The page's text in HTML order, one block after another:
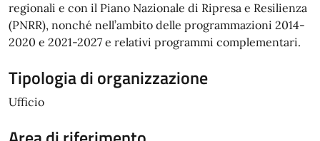
regionali e con il Piano Nazionale di Ripresa e Resilienza
(PNRR), nonché nell’ambito delle programmazioni 2014-
2020 e 2021-2027 e relativi programmi complementari.
Tipologia di organizzazione
Ufficio